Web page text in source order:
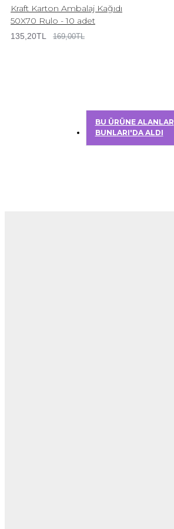
Kraft Karton Ambalaj Kağıdı
50X70 Rulo - 10 adet
135,20TL 169,00TL
BU ÜRÜNE ALANLAR
BUNLARI'DA ALDI